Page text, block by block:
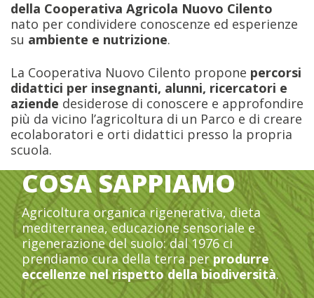
della Cooperativa Agricola Nuovo Cilento
nato per condividere conoscenze ed esperienze
su ambiente e nutrizione.
La Cooperativa Nuovo Cilento propone percorsi
didattici per insegnanti, alunni, ricercatori e
aziende desiderose di conoscere e approfondire
più da vicino l’agricoltura di un Parco e di creare
ecolaboratori e orti didattici presso la propria
scuola.
COSA SAPPIAMO
Agricoltura organica rigenerativa, dieta
mediterranea, educazione sensoriale e
rigenerazione del suolo: dal 1976 ci
prendiamo cura della terra perprodurre
eccellenze nel rispetto della biodiversità.